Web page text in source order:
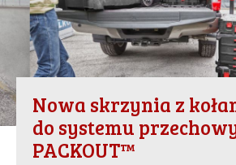
Nowa skrzynia z
do systemu
PACKOUT™